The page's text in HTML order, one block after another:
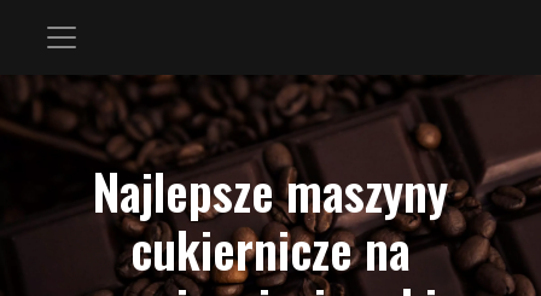
Najlepsze maszyny
cukiernicze na